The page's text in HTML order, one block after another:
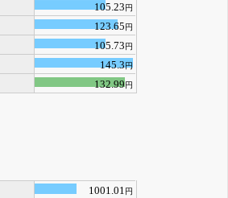
105.23円
123.65円
105.73円
145.3円
132.99円
1001.01円